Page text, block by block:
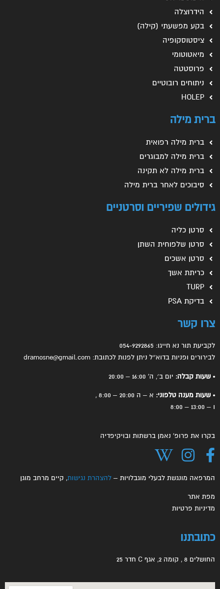
הידרוצלה
בקע מפשעתי (קילה)
ציסטוסקופיה
מיאטוטומי
פרוסטטה
ניתוחים רובוטיים
HOLEP
ברית מילה
ברית מילה רפואית
ברית מילה למבוגרים
ברית מילה לא תקינה
סיבוכים לאחר ברית מילה
גידולים שפיריים וסרטניים
סרטן כליה
סרטן שלפוחית השתן
סרטן אשכים
כריתת אשך
TURP
בדיקת PSA
צרו קשר
לקביעת תור נא חייגו: 054-9292865
לבירורים ופניות בדוא״ל ניתן לפנות לכתובת: dramosne@gmail.com
• שעות קבלה: יום ב׳, ה' 16:00 – 20:00
• שעות מענה טלפוני: א – ה 20:00 – 8:00 ,
ו – 13:00 – 8:00
בקרו את פרופ' נאמן ברשתות ובויקיפדיה
המרפאה מונגשת לבעלי מוגבלויות – להצהרת נגישות, קיים מרחב מוגן
מפת אתר
מדיניות פרטיות
כתובתנו
החושלים 8 , קומה 2, אגף C חדר 25